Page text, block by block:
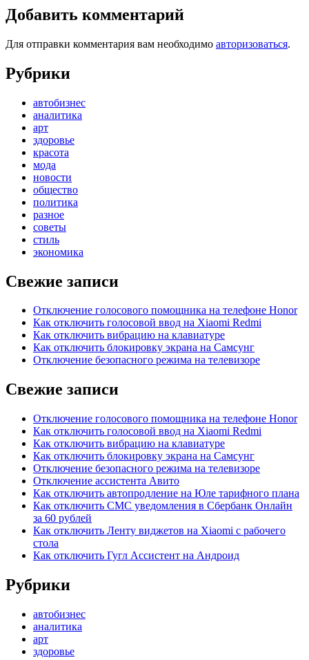
Добавить комментарий
Для отправки комментария вам необходимо авторизоваться.
Рубрики
автобизнес
аналитика
арт
здоровье
красота
мода
новости
общество
политика
разное
советы
стиль
экономика
Свежие записи
Отключение голосового помощника на телефоне Honor
Как отключить голосовой ввод на Xiaomi Redmi
Как отключить вибрацию на клавиатуре
Как отключить блокировку экрана на Самсунг
Отключение безопасного режима на телевизоре
Свежие записи
Отключение голосового помощника на телефоне Honor
Как отключить голосовой ввод на Xiaomi Redmi
Как отключить вибрацию на клавиатуре
Как отключить блокировку экрана на Самсунг
Отключение безопасного режима на телевизоре
Отключение ассистента Авито
Как отключить автопродление на Юле тарифного плана
Как отключить СМС уведомления в Сбербанк Онлайн
за 60 рублей
Как отключить Ленту виджетов на Xiaomi с рабочего
стола
Как отключить Гугл Ассистент на Андроид
Рубрики
автобизнес
аналитика
арт
здоровье